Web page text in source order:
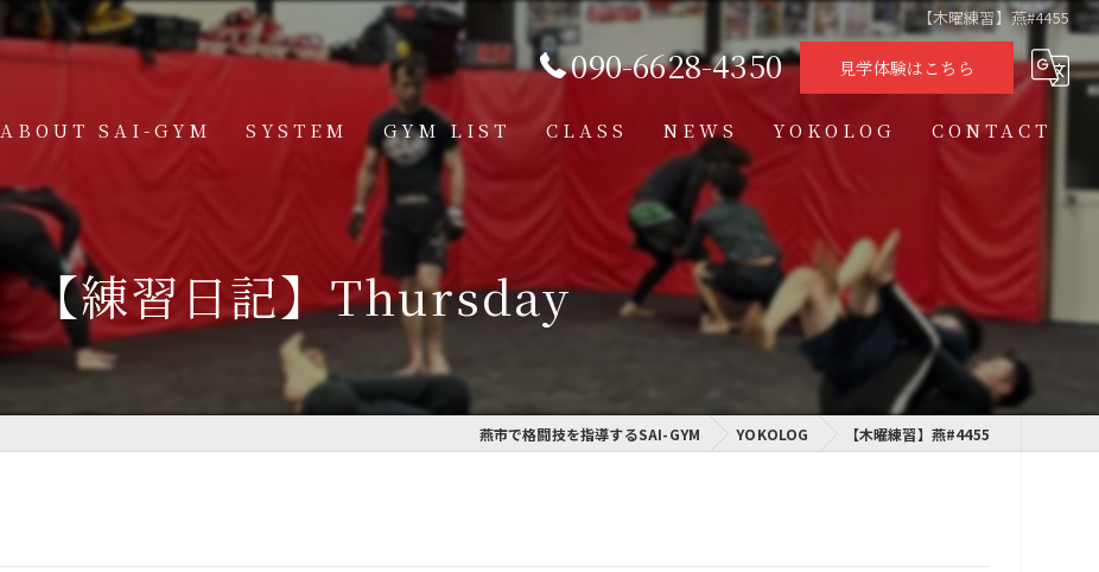
【木曜練習】燕#4455
090-6628-4350 見学体験はこちら
ABOUT SAI-GYM
INSTRUCTOR
FAQ
FIGHTER
SYSTEM GYM LIST
燕道場
見附道場
CLASS
タイムテーブル
スケジュール
格闘技クラス
通信制高校学習センター
NEWS YOKOLOG CONTACT
【練習日記】Thursday
燕市で格闘技を指導するSAI-GYM YOKOLOG 【木曜練習】燕#4455